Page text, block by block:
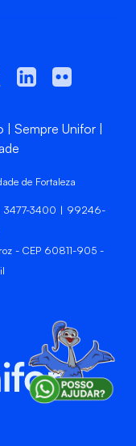
Sempre Unifor
de Fortaleza
| 3477-3400 | 99246-
- CEP 60811-905 -